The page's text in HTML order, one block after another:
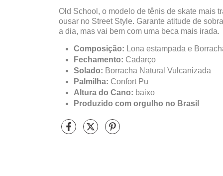
Old School, o modelo de tênis de skate mais
ousar no Street Style. Garante atitude de
a dia, mas vai bem com uma beca mais irada.
Composição: Lona estampada e
Fechamento: Cadarço
Solado: Borracha Natural Vulcanizada
Palmilha: Confort Pu
Altura do Cano: baixo
Produzido com orgulho no Brasil